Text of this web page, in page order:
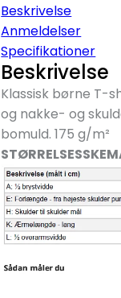
Beskrivelse
Anmeldelser
Specifikationer
Beskrivelse
Klassisk børne T-
og nakke- og
bomuld. 175 g/m²